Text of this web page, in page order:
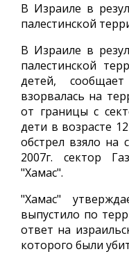
В Израиле в
палестинской
В Израиле в
палестинской
детей,
взорвалась на
от границы с
дети в возрасте
обстрел взяло на
2007г. сектор
"Хамас".
"Хамас"
выпустило по
ответ на
которого были